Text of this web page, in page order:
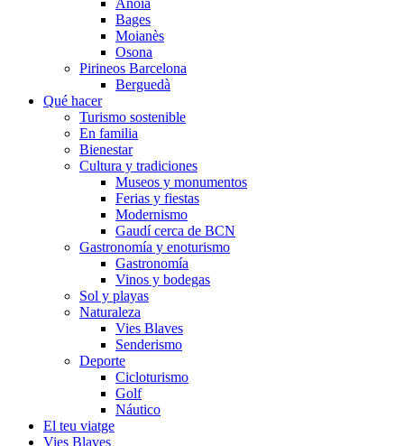
Anoia
Bages
Moianès
Osona
Pirineos Barcelona
Berguedà
Qué hacer
Turismo sostenible
En familia
Bienestar
Cultura y tradiciones
Museos y monumentos
Ferias y fiestas
Modernismo
Gaudí cerca de BCN
Gastronomía y enoturismo
Gastronomía
Vinos y bodegas
Sol y playas
Naturaleza
Vies Blaves
Senderismo
Deporte
Cicloturismo
Golf
Náutico
El teu viatge
Vies Blaves